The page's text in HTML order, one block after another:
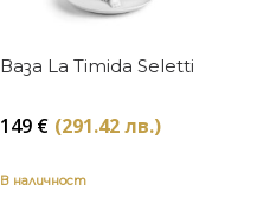
Ваза La Timida Seletti
149 € (291.42 лв.)
В наличност